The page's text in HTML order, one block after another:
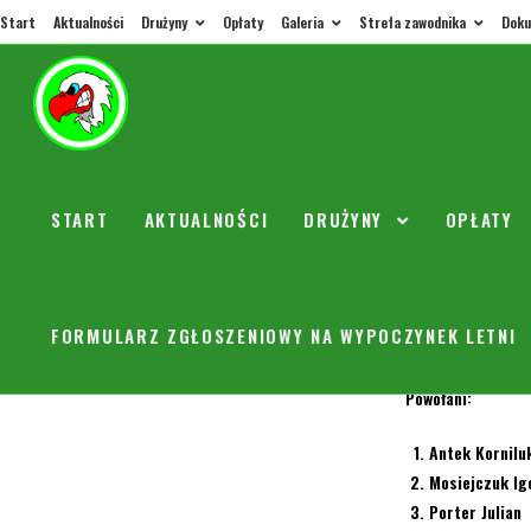
Start Aktualności Drużyny Opłaty Galeria Strefa zawodnika
START AKTUALNOŚCI DRUŻYNY OPŁATY
FORMULARZ ZGŁOSZENIOWY NA WYPOCZYNEK LETNI
Zbiórka 13 30.
Powołani:
Antek
Mosiejczuk
Porter Julian